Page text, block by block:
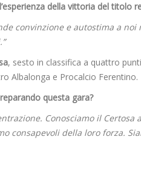
della vittoria del titolo
convinzione e autostima a
, sesto in classifica a quattro
Albalonga e Procalcio Ferentino.
questa gara?
Conosciamo il Certosa
consapevoli della loro forza.